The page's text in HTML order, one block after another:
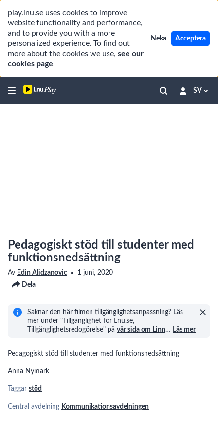
play.lnu.se uses cookies to improve
website functionality and performance,
and to provide you with a more
personalized experience. To find out
more about the cookies we use, see our
cookies page.
Neka Acceptera
SV
Pedagogiskt stöd till studenter med
funktionsnedsättning
Av Edin Alidzanovic
1 juni, 2020
Dela
Saknar den här filmen tillgänglighetsanpassning? Läs
mer under "Tillgänglighet för Lnu.se,
Tillgänglighetsredogörelse" på vår sida om Linn… Läs mer
Pedagogiskt stöd till studenter med funktionsnedsättning
Anna Nymark
Taggar stöd
Central avdelning Kommunikationsavdelningen